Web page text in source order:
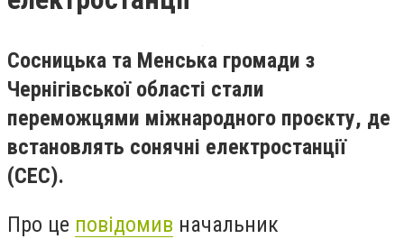
Сосницька та Менська громади з
Чернігівської області стали
переможцями міжнародного проєкту, де
встановлять сонячні електростанції
(СЕС).
Про це повідомив начальник